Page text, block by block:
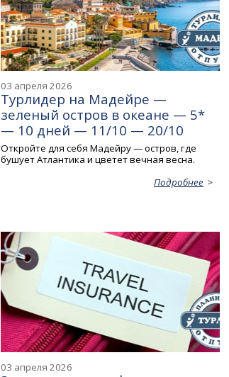
03 апреля 2026
Турлидер на Мадейре —
зеленый остров в океане — 5*
— 10 дней — 11/10 — 20/10
Откройте для себя Мадейру — остров, где
бушует Атлантика и цветет вечная весна.
Подробнее
03 апреля 2026